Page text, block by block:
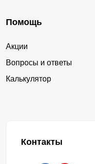
Помощь
Акции
Вопросы и ответы
Калькулятор
Контакты